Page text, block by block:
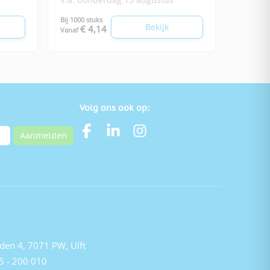
Bij 1000 stuks
Vanaf € 4,14 Bekijk
Aanmelden
Volg ons ook op:
4, 7071 PW, Ulft
- 200 010